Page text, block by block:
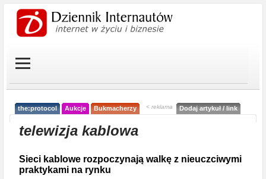
the:protocol Aukcje Bukmacherzy < reklama Dodaj artykuł / link
telewizja kablowa
Sieci kablowe rozpoczynają walkę z nieuczciwymi
praktykami na rynku